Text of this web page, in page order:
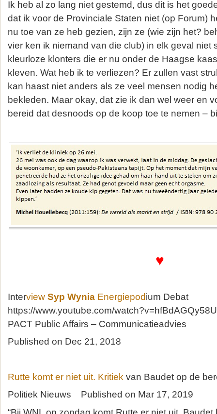
Ik heb al zo lang niet gestemd, dus dit is het
dat ik voor de Provinciale Staten niet (op Forum)
nu toe van ze heb gezien, zijn ze (wie zijn het?
vier ken ik niemand van die club) in elk geval niet
kleurloze klonters die er nu onder de Haagse
kleven. Wat heb ik te verliezen? Er zullen vast
kan haast niet anders als ze veel mensen nodig
bekleden. Maar okay, dat zie ik dan wel weer en
bereid dat desnoods op de koop toe te nemen –
♥
Interview Syp Wynia Energiepodium Debat
https://www.youtube.com/watch?v=hfBdAGQy58U
PACT Public Affairs – Communicatieadvies
Published on Dec 21, 2018
Rutte komt er niet uit. Kritiek van Baudet op de
Politiek Nieuws Published on Mar 17, 2019